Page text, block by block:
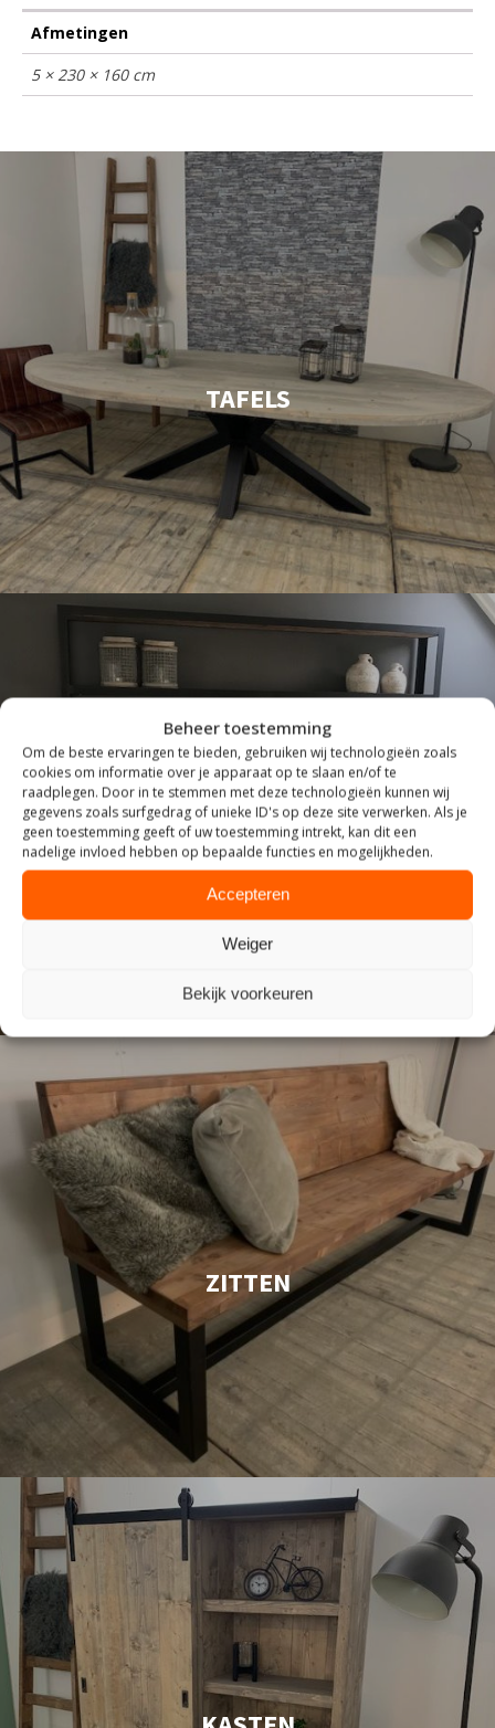
Beheer toestemming
Om de beste ervaringen te bieden, gebruiken wij technologieën zoals
cookies om informatie over je apparaat op te slaan en/of te
raadplegen. Door in te stemmen met deze technologieën kunnen wij
gegevens zoals surfgedrag of unieke ID's op deze site verwerken. Als je
geen toestemming geeft of uw toestemming intrekt, kan dit een
nadelige invloed hebben op bepaalde functies en mogelijkheden.
Accepteren
Weiger
Bekijk voorkeuren
Afmetingen
5 × 230 × 160 cm
TAFELS
INDUSTRIEEL
ZITTEN